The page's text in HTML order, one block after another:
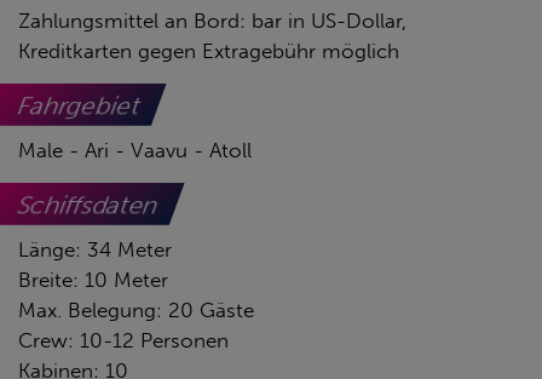
Zahlungsmittel an Bord: bar in US-Dollar,
Kreditkarten gegen Extragebühr möglich
Fahrgebiet
Male - Ari - Vaavu - Atoll
Schiffsdaten
Länge: 34 Meter
Breite: 10 Meter
Max. Belegung: 20 Gäste
Crew: 10-12 Personen
Kabinen: 10